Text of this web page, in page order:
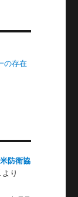
の存在
防衛協
より